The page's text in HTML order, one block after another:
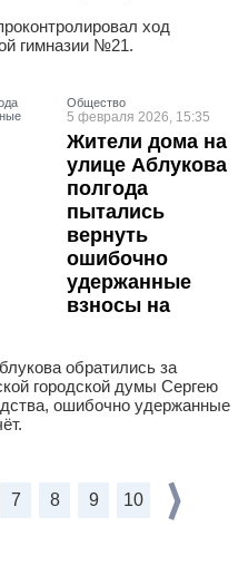
ход
гимназии №21.
Общество
5 февраля 2026, 15:35
Жители дома на
улице Аблукова
полгода
пытались
вернуть
ошибочно
удержанные
взносы на
обратились за
городской думы Сергею
ошибочно удержанные
7 8 9 10